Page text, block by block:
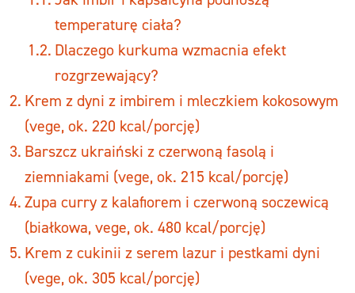
temperaturę ciała?
Dlaczego kurkuma wzmacnia efekt
rozgrzewający?
Krem z dyni z imbirem i mleczkiem kokosowym
(vege, ok. 220 kcal/porcję)
Barszcz ukraiński z czerwoną fasolą i
ziemniakami (vege, ok. 215 kcal/porcję)
Zupa curry z kalafiorem i czerwoną soczewicą
(białkowa, vege, ok. 480 kcal/porcję)
Krem z cukinii z serem lazur i pestkami dyni
(vege, ok. 305 kcal/porcję)